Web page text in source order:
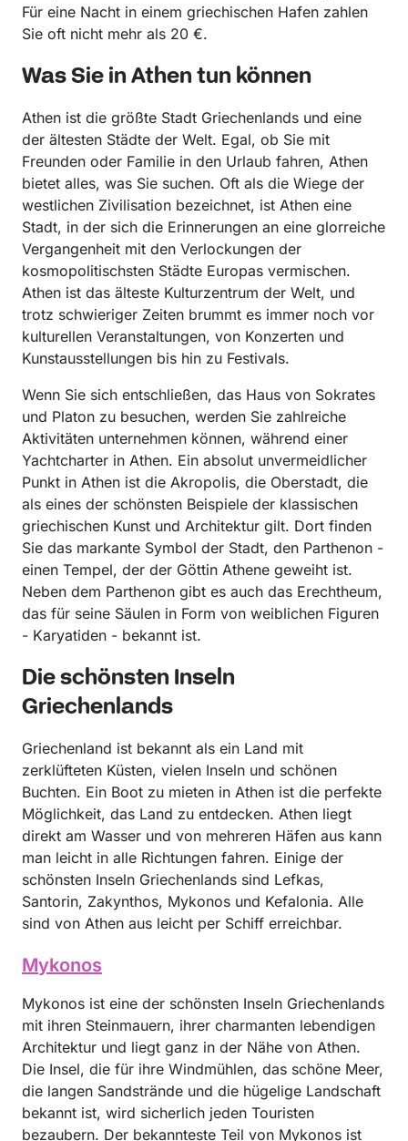
Für eine Nacht in einem griechischen Hafen zahlen
Sie oft nicht mehr als 20 €.
Was Sie in Athen tun können
Athen ist die größte Stadt Griechenlands und eine
der ältesten Städte der Welt. Egal, ob Sie mit
Freunden oder Familie in den Urlaub fahren, Athen
bietet alles, was Sie suchen. Oft als die Wiege der
westlichen Zivilisation bezeichnet, ist Athen eine
Stadt, in der sich die Erinnerungen an eine glorreiche
Vergangenheit mit den Verlockungen der
kosmopolitischsten Städte Europas vermischen.
Athen ist das älteste Kulturzentrum der Welt, und
trotz schwieriger Zeiten brummt es immer noch vor
kulturellen Veranstaltungen, von Konzerten und
Kunstausstellungen bis hin zu Festivals.
Wenn Sie sich entschließen, das Haus von Sokrates
und Platon zu besuchen, werden Sie zahlreiche
Aktivitäten unternehmen können, während einer
Yachtcharter in Athen. Ein absolut unvermeidlicher
Punkt in Athen ist die Akropolis, die Oberstadt, die
als eines der schönsten Beispiele der klassischen
griechischen Kunst und Architektur gilt. Dort finden
Sie das markante Symbol der Stadt, den Parthenon -
einen Tempel, der der Göttin Athene geweiht ist.
Neben dem Parthenon gibt es auch das Erechtheum,
das für seine Säulen in Form von weiblichen Figuren
- Karyatiden - bekannt ist.
Die schönsten Inseln
Griechenlands
Griechenland ist bekannt als ein Land mit
zerklüfteten Küsten, vielen Inseln und schönen
Buchten. Ein Boot zu mieten in Athen ist die perfekte
Möglichkeit, das Land zu entdecken. Athen liegt
direkt am Wasser und von mehreren Häfen aus kann
man leicht in alle Richtungen fahren. Einige der
schönsten Inseln Griechenlands sind Lefkas,
Santorin, Zakynthos, Mykonos und Kefalonia. Alle
sind von Athen aus leicht per Schiff erreichbar.
Mykonos
Mykonos ist eine der schönsten Inseln Griechenlands
mit ihren Steinmauern, ihrer charmanten lebendigen
Architektur und liegt ganz in der Nähe von Athen.
Die Insel, die für ihre Windmühlen, das schöne Meer,
die langen Sandstrände und die hügelige Landschaft
bekannt ist, wird sicherlich jeden Touristen
bezaubern. Der bekannteste Teil von Mykonos ist